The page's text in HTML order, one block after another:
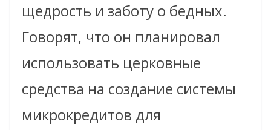
щедрость и заботу о бедных.
Говорят, что он планировал
использовать церковные
средства на создание системы
микрокредитов для